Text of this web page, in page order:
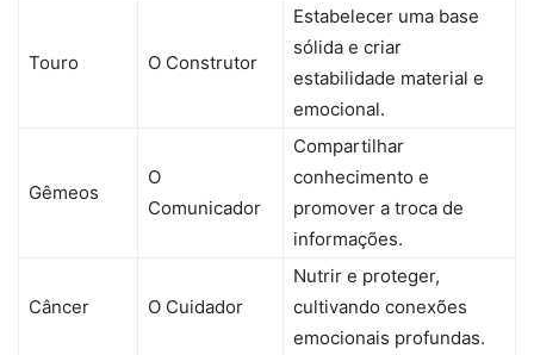
Touro O Construtor
Estabelecer uma base
sólida e criar
estabilidade material e
emocional.
Gêmeos
O
Comunicador
Compartilhar
conhecimento e
promover a troca de
informações.
Câncer O Cuidador
Nutrir e proteger,
cultivando conexões
emocionais profundas.